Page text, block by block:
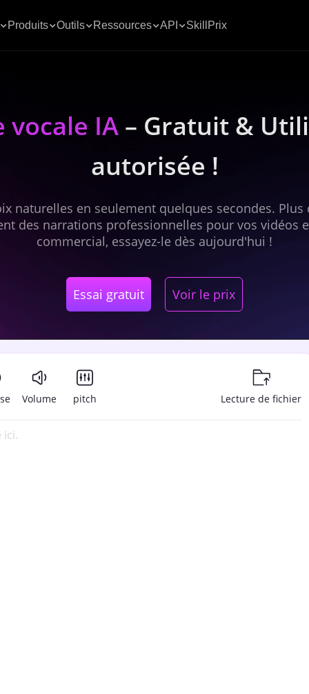
Produits Outils Ressources API Skill Prix
vocale IA– Gratuit &
autorisée !
naturelles en seulement quelques secondes.
des narrations professionnelles pour vos vidéos
commercial, essayez-le dès aujourd'hui !
Essai gratuit Voir le prix
Volume pitch Lecture de fichier